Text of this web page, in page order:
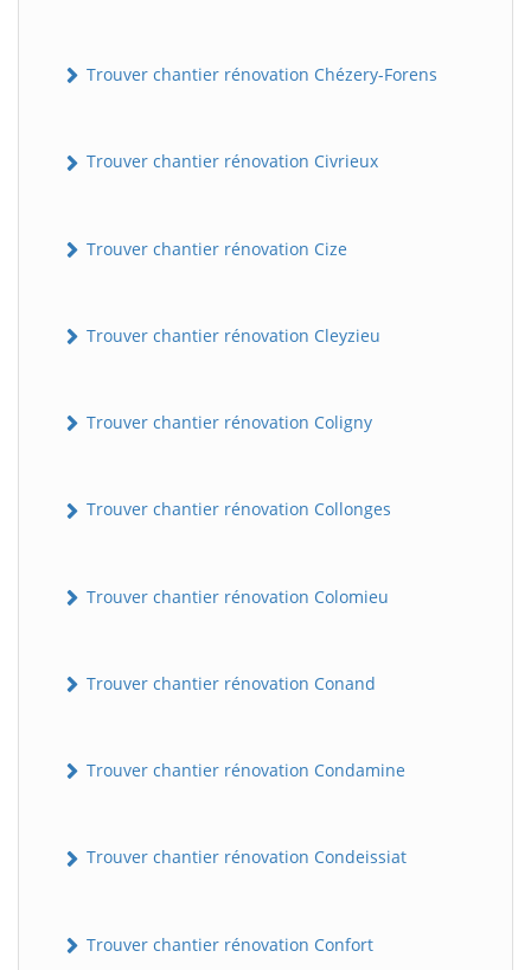
Trouver chantier rénovation Chézery-Forens
Trouver chantier rénovation Civrieux
Trouver chantier rénovation Cize
Trouver chantier rénovation Cleyzieu
Trouver chantier rénovation Coligny
Trouver chantier rénovation Collonges
Trouver chantier rénovation Colomieu
Trouver chantier rénovation Conand
Trouver chantier rénovation Condamine
Trouver chantier rénovation Condeissiat
Trouver chantier rénovation Confort